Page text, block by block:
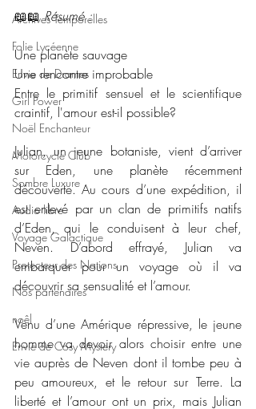
Archives Temporelles
Folie Lycéenne
Envie de Drames
Girl Power
Noël Enchanteur
Motorcycle Club
Sombre Luxure
Audio libre
Voyage Galactique
Protecteur des Nations
Nos partenaires
noêl
Envie de Cosy Mystery
📖📖 Résumé :
Une planète sauvage
Une rencontre improbable
Entre le primitif sensuel et le scientifique
craintif, l'amour est-il possible?
Julian, un jeune botaniste, vient d’arriver
sur Eden, une planète récemment
découverte. Au cours d’une expédition, il
est enlevé par un clan de primitifs natifs
d’Eden, qui le conduisent à leur chef,
Neven. D’abord effrayé, Julian va
embarquer pour un voyage où il va
découvrir sa sensualité et l’amour.
Venu d’une Amérique répressive, le jeune
homme va devoir alors choisir entre une
vie auprès de Neven dont il tombe peu à
peu amoureux, et le retour sur Terre. La
liberté et l’amour ont un prix, mais Julian